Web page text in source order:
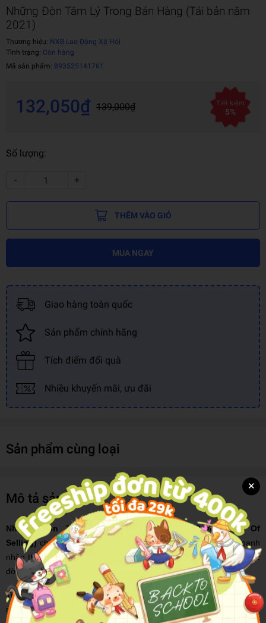
Những Đòn Tâm Lý Trong Bán Hàng (Tái bản năm
2021)
Thương hiệu: NXB Lao Động Xã Hội
Tình trạng: Còn hàng
Mã sản phẩm: 893525141761
132,050₫ 139,000₫ Tiết kiệm
5%
Số lượng:
- +
THÊM VÀO GIỎ
MUA NGAY
Giao hàng toàn quốc
Sản phẩm chính hãng
Tích điểm đổi quà
Nhiều khuyến mãi, ưu đãi
Sản phẩm cùng loại
Mô tả sản phẩm
Những Đòn Tâm Lý Trong Bán Hàng (Psychology Of
Selling)chính là nghệ thuật bán hàng mà Brian Tracy, một doanh
nhân thành đạt, đúc rút từ chính câu chuyện khởi nghiệp của cuộc
đời ông.
Trong bán hàng, bạn chỉ cần giỏi hơn và khác biệt chút đỉnh trong
mỗi công đoạn để tích lũy và dần tạo nên một khác biệt lớn về thu
×